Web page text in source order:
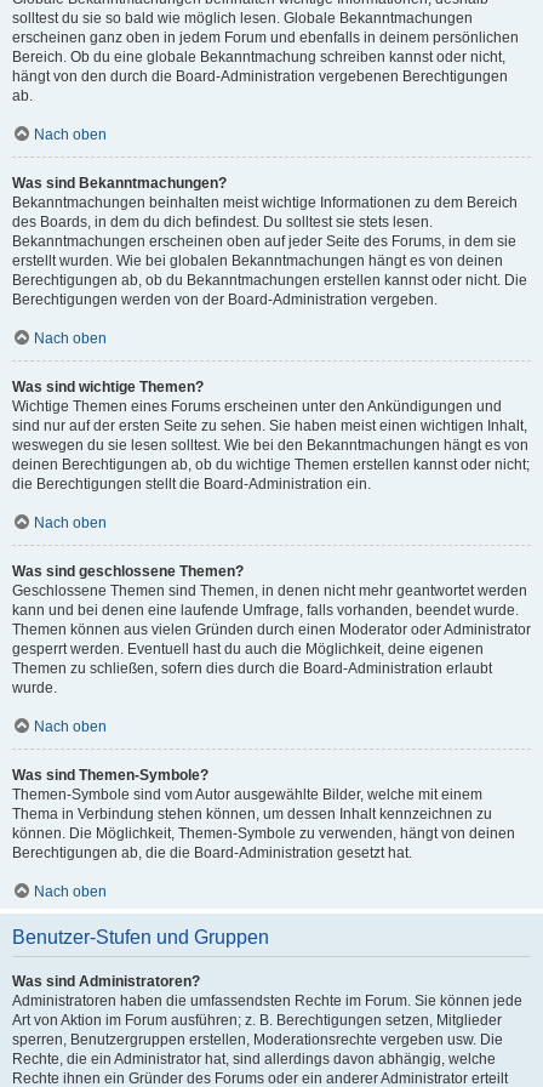
solltest du sie so bald wie möglich lesen. Globale Bekanntmachungen
erscheinen ganz oben in jedem Forum und ebenfalls in deinem persönlichen
Bereich. Ob du eine globale Bekanntmachung schreiben kannst oder nicht,
hängt von den durch die Board-Administration vergebenen Berechtigungen
ab.
Nach oben
Was sind Bekanntmachungen?
Bekanntmachungen beinhalten meist wichtige Informationen zu dem Bereich
des Boards, in dem du dich befindest. Du solltest sie stets lesen.
Bekanntmachungen erscheinen oben auf jeder Seite des Forums, in dem sie
erstellt wurden. Wie bei globalen Bekanntmachungen hängt es von deinen
Berechtigungen ab, ob du Bekanntmachungen erstellen kannst oder nicht. Die
Berechtigungen werden von der Board-Administration vergeben.
Nach oben
Was sind wichtige Themen?
Wichtige Themen eines Forums erscheinen unter den Ankündigungen und
sind nur auf der ersten Seite zu sehen. Sie haben meist einen wichtigen Inhalt,
weswegen du sie lesen solltest. Wie bei den Bekanntmachungen hängt es von
deinen Berechtigungen ab, ob du wichtige Themen erstellen kannst oder nicht;
die Berechtigungen stellt die Board-Administration ein.
Nach oben
Was sind geschlossene Themen?
Geschlossene Themen sind Themen, in denen nicht mehr geantwortet werden
kann und bei denen eine laufende Umfrage, falls vorhanden, beendet wurde.
Themen können aus vielen Gründen durch einen Moderator oder Administrator
gesperrt werden. Eventuell hast du auch die Möglichkeit, deine eigenen
Themen zu schließen, sofern dies durch die Board-Administration erlaubt
wurde.
Nach oben
Was sind Themen-Symbole?
Themen-Symbole sind vom Autor ausgewählte Bilder, welche mit einem
Thema in Verbindung stehen können, um dessen Inhalt kennzeichnen zu
können. Die Möglichkeit, Themen-Symbole zu verwenden, hängt von deinen
Berechtigungen ab, die die Board-Administration gesetzt hat.
Nach oben
Benutzer-Stufen und Gruppen
Was sind Administratoren?
Administratoren haben die umfassendsten Rechte im Forum. Sie können jede
Art von Aktion im Forum ausführen; z. B. Berechtigungen setzen, Mitglieder
sperren, Benutzergruppen erstellen, Moderationsrechte vergeben usw. Die
Rechte, die ein Administrator hat, sind allerdings davon abhängig, welche
Rechte ihnen ein Gründer des Forums oder ein anderer Administrator erteilt